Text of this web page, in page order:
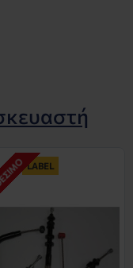
LABEL